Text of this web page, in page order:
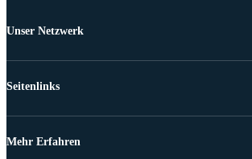
Unser Netzwerk
Seitenlinks
Mehr Erfahren